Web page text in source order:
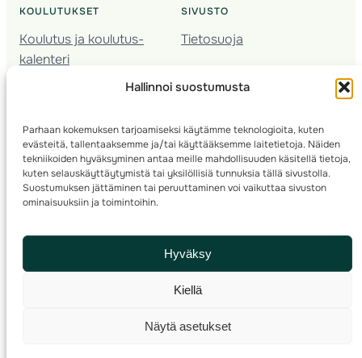
Hallinnoi suostumusta
Parhaan kokemuksen tarjoamiseksi käytämme teknologioita, kuten
evästeitä, tallentaaksemme ja/tai käyttääksemme laitetietoja. Näiden
tekniikoiden hyväksyminen antaa meille mahdollisuuden käsitellä tietoja,
kuten selauskäyttäytymistä tai yksilöllisiä tunnuksia tällä sivustolla.
Suostumuksen jättäminen tai peruuttaminen voi vaikuttaa sivuston
ominaisuuksiin ja toimintoihin.
Hyväksy
Kiellä
Näytä asetukset
KOULUTUKSET
Koulutus ja koulutus­
kalenteri
Nuorison koulutukset
Kartoitus
Ratamestari
SIVUSTO
Tietosuoja
© 2025 ·Suomen Suunnistusliitto· Valimotie 10, 00380 Helsinki, Finland
info(a)suunnistusliitto.fi,Rastilipun asiat: rastilippu(a)suunnistusliitto.fi
Kilpailut ja kuntorastit – Rastilippu:::Rastilipun ohjeet